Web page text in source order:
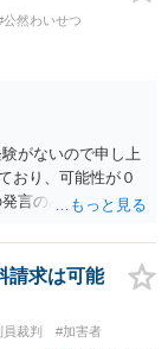
公然わいせつ
がないので申し上
おり、可能性が０
言のみで逮捕され
請求は可能
裁判 #加害者